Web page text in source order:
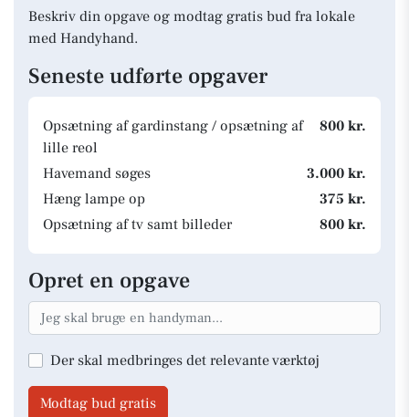
Beskriv din opgave og modtag gratis bud fra lokale
med Handyhand.
Seneste udførte opgaver
Opsætning af gardinstang / opsætning af
lille reol
800 kr.
Havemand søges
3.000 kr.
Hæng lampe op
375 kr.
Opsætning af tv samt billeder
800 kr.
Opret en opgave
Der skal medbringes det relevante værktøj
Modtag bud gratis